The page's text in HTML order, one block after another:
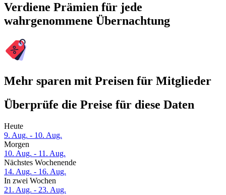
Verdiene Prämien für jede
wahrgenommene Übernachtung
Mehr sparen mit Preisen für Mitglieder
Überprüfe die Preise für diese Daten
Heute
9. Aug. - 10. Aug.
Morgen
10. Aug. - 11. Aug.
Nächstes Wochenende
14. Aug. - 16. Aug.
In zwei Wochen
21. Aug. - 23. Aug.